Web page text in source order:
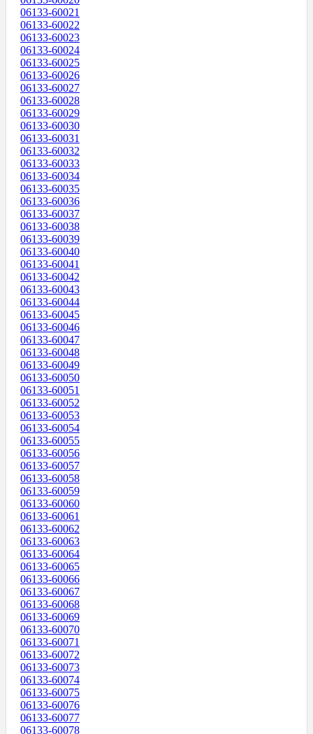
06133-60021
06133-60022
06133-60023
06133-60024
06133-60025
06133-60026
06133-60027
06133-60028
06133-60029
06133-60030
06133-60031
06133-60032
06133-60033
06133-60034
06133-60035
06133-60036
06133-60037
06133-60038
06133-60039
06133-60040
06133-60041
06133-60042
06133-60043
06133-60044
06133-60045
06133-60046
06133-60047
06133-60048
06133-60049
06133-60050
06133-60051
06133-60052
06133-60053
06133-60054
06133-60055
06133-60056
06133-60057
06133-60058
06133-60059
06133-60060
06133-60061
06133-60062
06133-60063
06133-60064
06133-60065
06133-60066
06133-60067
06133-60068
06133-60069
06133-60070
06133-60071
06133-60072
06133-60073
06133-60074
06133-60075
06133-60076
06133-60077
06133-60078